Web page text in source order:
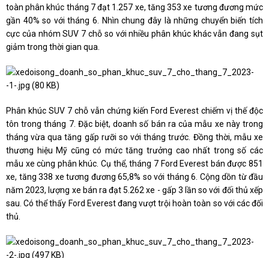
toàn phân khúc tháng 7 đạt 1.257 xe, tăng 353 xe tương đương mức
gần 40% so với tháng 6. Nhìn chung đây là những chuyển biến tích
cực của nhóm SUV 7 chỗ so với nhiều phân khúc khác vẫn đang sụt
giảm trong thời gian qua.
Phân khúc SUV 7 chỗ vẫn chứng kiến Ford Everest chiếm vị thế độc
tôn trong tháng 7. Đặc biệt, doanh số bán ra của mẫu xe này trong
tháng vừa qua tăng gấp rưỡi so với tháng trước. Đồng thời, mẫu xe
thương hiệu Mỹ cũng có mức tăng trưởng cao nhất trong số các
mẫu xe cùng phân khúc. Cụ thể, tháng 7 Ford Everest bán được 851
xe, tăng 338 xe tương đương 65,8% so với tháng 6. Cộng dồn từ đầu
năm 2023, lượng xe bán ra đạt 5.262 xe - gấp 3 lần so với đối thủ xếp
sau. Có thể thấy Ford Everest đang vượt trội hoàn toàn so với các đối
thủ.